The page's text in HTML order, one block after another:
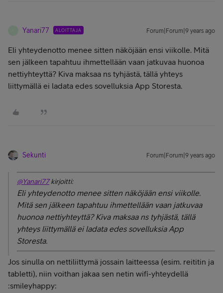
Yanari77 ALOITTAJA Forum|Forum|9 years ago
Eli yhteydenotto menee sitten näköjään ensi viikolle. Mitä
sen jälkeen tapahtuu ihmettellään vaan jatkuvaa huonoa
nettiyhteyttä? Kiva maksaa ns tyhjästä, tällä yhteys
liittymällä ei ladata edes sovelluksia App Storesta.
Sekunti Forum|Forum|9 years ago
@Yanari77kirjoitti:
Eli yhteydenotto menee sitten näköjään ensi viikolle.
Mitä sen jälkeen tapahtuu ihmettellään vaan jatkuvaa
huonoa nettiyhteyttä? Kiva maksaa ns tyhjästä, tällä
yhteys liittymällä ei ladata edes sovelluksia App
Storesta.
Jos sinulla on nettiliittymä jossain laitteessa (esim. reititin ja
tabletti), niin voithan jakaa sen netin wifi-yhteydellä
:smileyhappy: